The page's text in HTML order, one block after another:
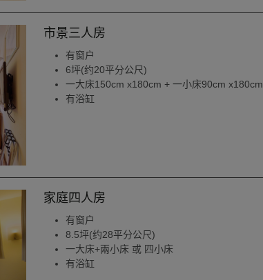
市景三人房
有窗户
6坪(约20平分公尺)
一大床150cm x180cm + 一小床90cm x180cm
有浴缸
家庭四人房
有窗户
8.5坪(约28平分公尺)
一大床+兩小床 或 四小床
有浴缸